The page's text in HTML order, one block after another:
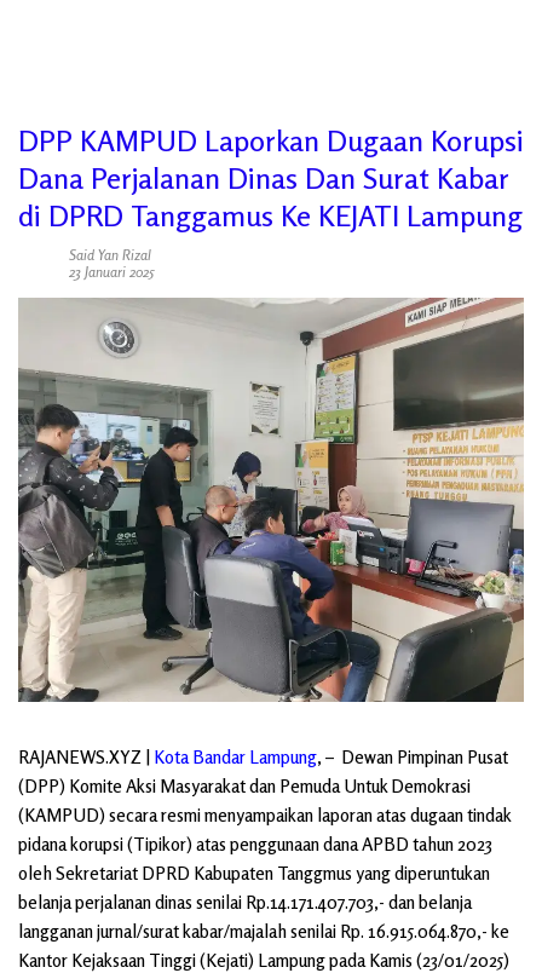
DPP KAMPUD Laporkan Dugaan Korupsi
Dana Perjalanan Dinas Dan Surat Kabar
di DPRD Tanggamus Ke KEJATI Lampung
Said Yan Rizal
23 Januari 2025
RAJANEWS.XYZ | Kota Bandar Lampung, – Dewan Pimpinan Pusat
(DPP) Komite Aksi Masyarakat dan Pemuda Untuk Demokrasi
(KAMPUD) secara resmi menyampaikan laporan atas dugaan tindak
pidana korupsi (Tipikor) atas penggunaan dana APBD tahun 2023
oleh Sekretariat DPRD Kabupaten Tanggmus yang diperuntukan
belanja perjalanan dinas senilai Rp.14.171.407.703,- dan belanja
langganan jurnal/surat kabar/majalah senilai Rp. 16.915.064.870,- ke
Kantor Kejaksaan Tinggi (Kejati) Lampung pada Kamis (23/01/2025)